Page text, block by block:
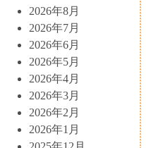
2026年8月
2026年7月
2026年6月
2026年5月
2026年4月
2026年3月
2026年2月
2026年1月